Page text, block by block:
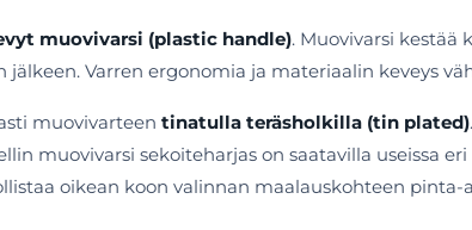
muovivarsi (plastic handle). Muovivarsi kestää
Varren ergonomia ja materiaalin keveys
muovivarteen tinatulla teräsholkilla (tin plated)
muovivarsi sekoiteharjas on saatavilla useissa
oikean koon valinnan maalauskohteen pinta-